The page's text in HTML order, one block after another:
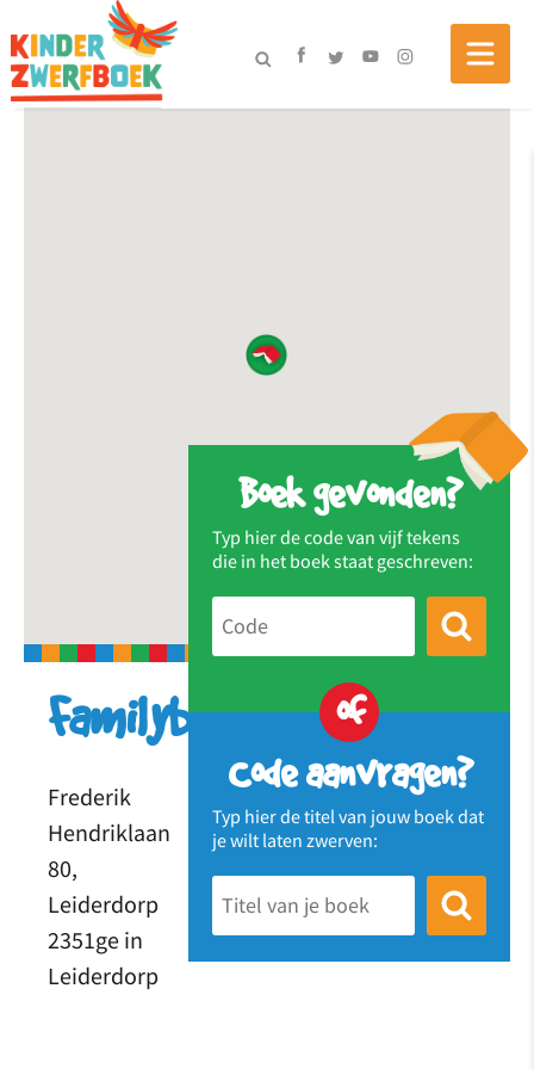
Boek gevonden?
Typ hier de code van vijf tekens
die in het boek staat geschreven:
of
Code aanvragen?
Typ hier de titel van jouw boek dat
je wilt laten zwerven:
Familybooks
Frederik
Hendriklaan
80,
Leiderdorp
2351ge in
Leiderdorp